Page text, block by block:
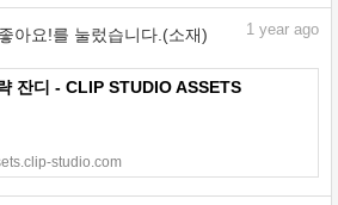
아요!를 눌렀습니다.(소재) 1 year ago
잔디 - CLIP STUDIO ASSETS
studio.com